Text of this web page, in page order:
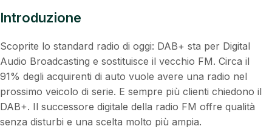
Introduzione
Scoprite lo standard radio di oggi: DAB+ sta per Digital
Audio Broadcasting e sostituisce il vecchio FM. Circa il
91% degli acquirenti di auto vuole avere una radio nel
prossimo veicolo di serie. E sempre più clienti chiedono il
DAB+. Il successore digitale della radio FM offre qualità
senza disturbi e una scelta molto più ampia.